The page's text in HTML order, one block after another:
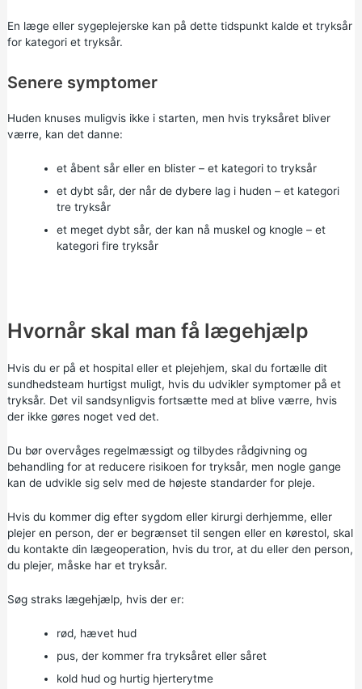
En læge eller sygeplejerske kan på dette tidspunkt kalde et tryksår
for kategori et tryksår.
Senere symptomer
Huden knuses muligvis ikke i starten, men hvis tryksåret bliver
værre, kan det danne:
et åbent sår eller en blister – et kategori to tryksår
et dybt sår, der når de dybere lag i huden – et kategori
tre tryksår
et meget dybt sår, der kan nå muskel og knogle – et
kategori fire tryksår
Hvornår skal man få lægehjælp
Hvis du er på et hospital eller et plejehjem, skal du fortælle dit
sundhedsteam hurtigst muligt, hvis du udvikler symptomer på et
tryksår. Det vil sandsynligvis fortsætte med at blive værre, hvis
der ikke gøres noget ved det.
Du bør overvåges regelmæssigt og tilbydes rådgivning og
behandling for at reducere risikoen for tryksår, men nogle gange
kan de udvikle sig selv med de højeste standarder for pleje.
Hvis du kommer dig efter sygdom eller kirurgi derhjemme, eller
plejer en person, der er begrænset til sengen eller en kørestol, skal
du kontakte din lægeoperation, hvis du tror, at du eller den person,
du plejer, måske har et tryksår.
Søg straks lægehjælp, hvis der er:
rød, hævet hud
pus, der kommer fra tryksåret eller såret
kold hud og hurtig hjerterytme